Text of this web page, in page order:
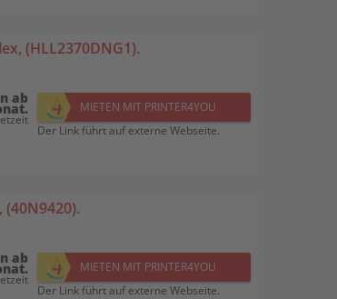
(HLL2370DNG1).
ab
MIETEN MIT PRINTER4YOU
Der Link führt auf externe Webseite.
ab
MIETEN MIT PRINTER4YOU
Der Link führt auf externe Webseite.